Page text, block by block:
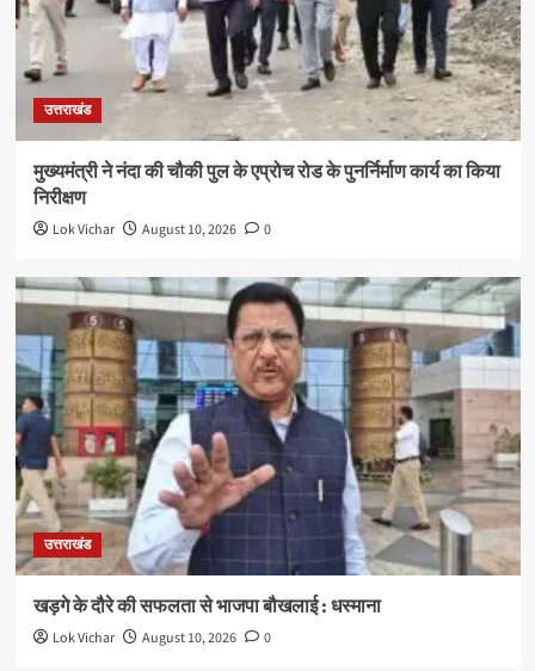
उत्तराखंड
मुख्यमंत्री ने नंदा की चौकी पुल के एप्रोच रोड के पुनर्निर्माण कार्य का किया
निरीक्षण
Lok Vichar August 10, 2026 0
उत्तराखंड
खड़गे के दौरे की सफलता से भाजपा बौखलाई : धस्माना
Lok Vichar August 10, 2026 0